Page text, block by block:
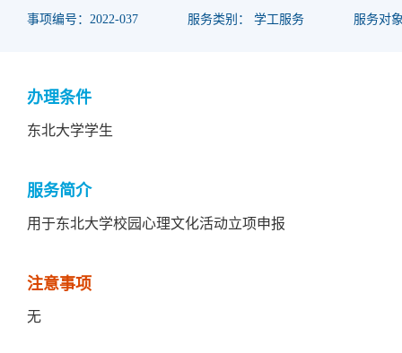
事项编号：2022-037 服务类别： 学工服务 服务对
办理条件
东北大学学生
服务简介
用于东北大学校园心理文化活动立项申报
注意事项
无